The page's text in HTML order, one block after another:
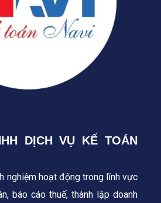
DỊCH VỤ KẾ TOÁN
nghiệm hoạt động trong lĩnh vực
báo cáo thuế, thành lập doanh